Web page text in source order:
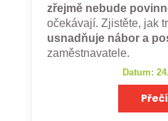
zřejmě nebude
očekávají. Zjistěte, jak
usnadňuje nábor a
zaměstnavatele.
Datum: